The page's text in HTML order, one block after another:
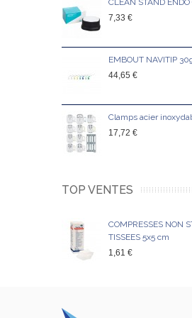
CLEAN STAND ENDO
7,33 €
EMBOUT NAVITIP
44,65 €
Clamps acier
17,72 €
TOP VENTES
COMPRESSES NON
TISSEES 5x5 cm
1,61 €